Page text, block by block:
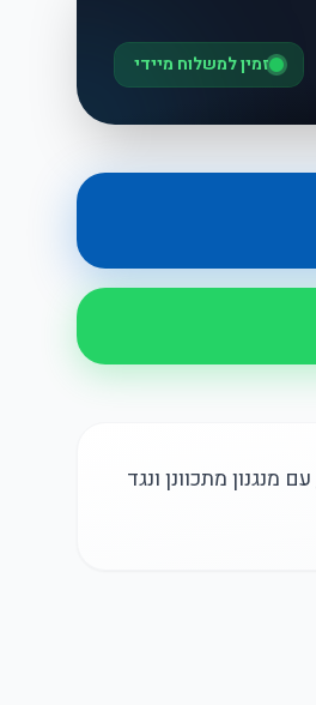
זמין למשלוח מיידי
מנגנון מתכוונן ונגד